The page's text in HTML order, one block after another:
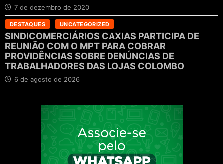
7 de dezembro de 2020
DESTAQUES UNCATEGORIZED
SINDICOMERCIÁRIOS CAXIAS PARTICIPA DE
REUNIÃO COM O MPT PARA COBRAR
PROVIDÊNCIAS SOBRE DENÚNCIAS DE
TRABALHADORES DAS LOJAS COLOMBO
6 de agosto de 2026